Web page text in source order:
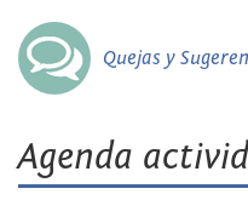
Quejas y
Agenda